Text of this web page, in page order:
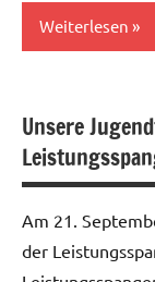
Weiterlesen
Unsere
Am 21.
der